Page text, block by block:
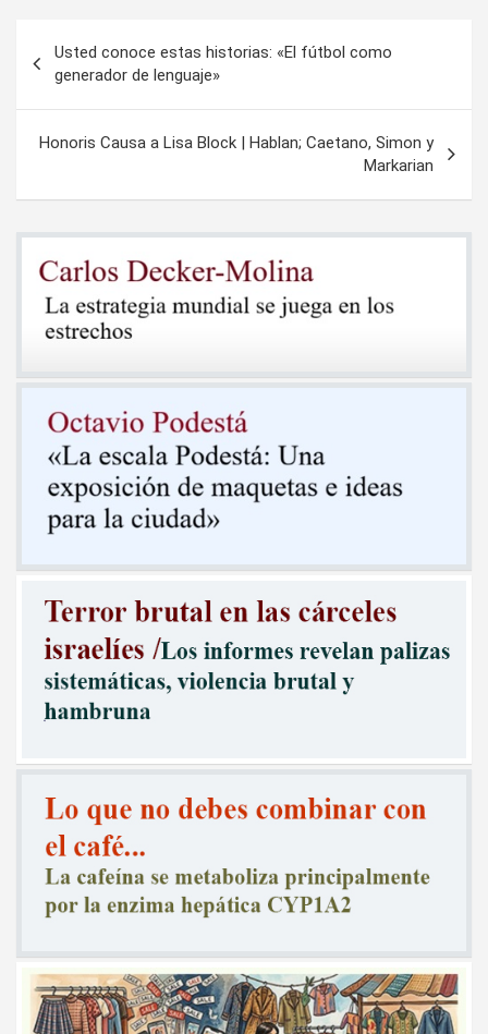
de
entradas
Usted conoce estas historias: «El fútbol como
generador de lenguaje»
Honoris Causa a Lisa Block | Hablan; Caetano, Simon y
Markarian